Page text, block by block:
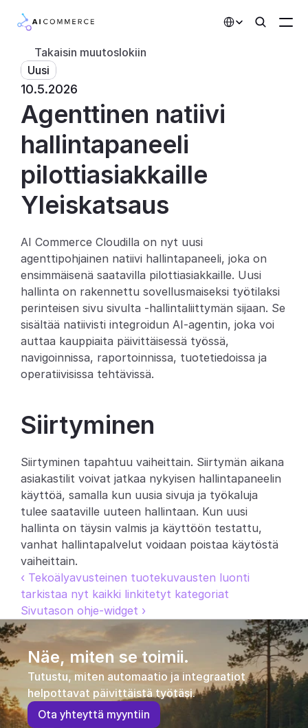
Asiakkaat
Kumppanit
Hinnoittelu
Kehittäjille
Integraatiot
Partners
Asiakkaat
Tekoälyominaisuudet
Muutosloki
Tuki
Kehittäjille
Select Language
Varaa d emo
Takaisin muutoslokiin
Uusi
10.5.2026
Agenttinen natiivi
hallintapaneeli
pilottiasiakkaille
Yleiskatsaus
AI Commerce Cloudilla on nyt uusi
agenttipohjainen natiivi hallintapaneeli, joka on
ensimmäisenä saatavilla pilottiasiakkaille. Uusi
hallinta on rakennettu sovellusmaiseksi työtilaksi
perinteisen sivu sivulta -hallintaliittymän sijaan. Se
sisältää natiivisti integroidun AI-agentin, joka voi
auttaa kauppiaita päivittäisessä työssä,
navigoinnissa, raportoinnissa, tuotetiedoissa ja
operatiivisissa tehtävissä.
Siirtyminen
Siirtyminen tapahtuu vaiheittain. Siirtymän aikana
asiakastilit voivat jatkaa nykyisen hallintapaneelin
käyttöä, samalla kun uusia sivuja ja työkaluja
tulee saataville uuteen hallintaan. Kun uusi
hallinta on täysin valmis ja käyttöön testattu,
vanhat hallintapalvelut voidaan poistaa käytöstä
vaiheittain.
‹ Tekoälyavusteinen tuotekuvausten luonti
tarkistaa nyt kaikki linkitetyt kategoriat
Sivutason ohje-widget ›
Näe, miten se toimii.
Tutustu, miten automaatio ja integraatiot
helpottavat päivittäistä työtäsi.
Ota yhteyttä myyntiin